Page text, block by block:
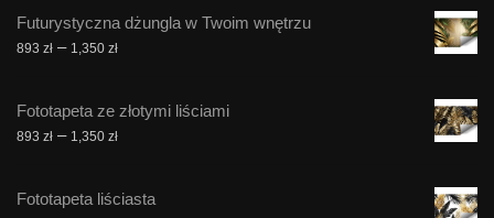
Futurystyczna dżungla w Twoim wnętrzu
893 zł – 1,350 złZakres
893 zł
do
Fototapeta ze złotymi liściami
893 zł – 1,350 złZakres
893 zł
Fototapeta liściasta